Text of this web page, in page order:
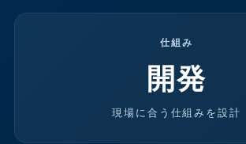
仕組み
開発
現場に合う仕組みを設計